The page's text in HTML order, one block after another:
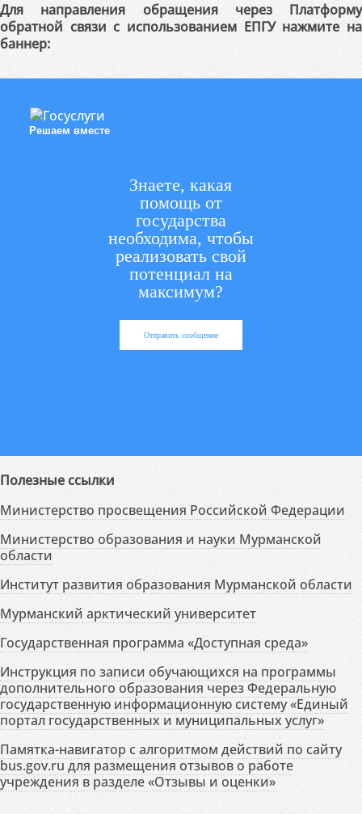
Для направления обращения через Платформу
обратной связи с использованием ЕПГУ нажмите на
баннер:
Решаем вместе
Знаете, какая
помощь от
государства
необходима, чтобы
реализовать свой
потенциал на
максимум?
Отправить сообщение
Полезные ссылки
Министерство просвещения Российской Федерации
Министерство образования и науки Мурманской
области
Институт развития образования Мурманской области
Мурманский арктический университет
Государственная программа «Доступная среда»
Инструкция по записи обучающихся на программы
дополнительного образования через Федеральную
государственную информационную систему «Единый
портал государственных и муниципальных услуг»
Памятка-навигатор с алгоритмом действий по сайту
bus.gov.ru для размещения отзывов о работе
учреждения в разделе «Отзывы и оценки»